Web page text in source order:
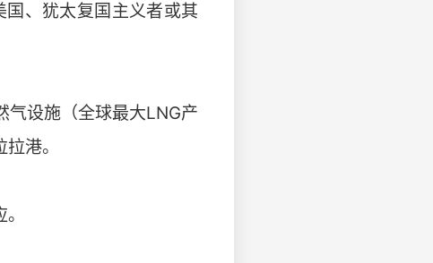
、犹太复国主义者或其
气设施（全球最大LNG产
港。